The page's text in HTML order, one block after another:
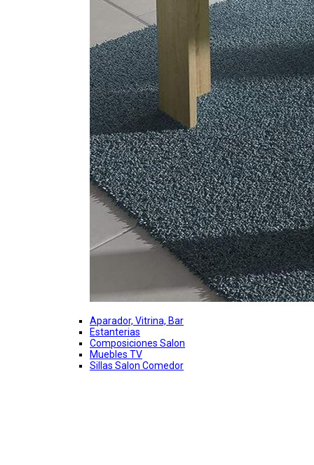
Aparador, Vitrina, Bar
Estanterias
Composiciones Salon
Muebles TV
Sillas Salon Comedor